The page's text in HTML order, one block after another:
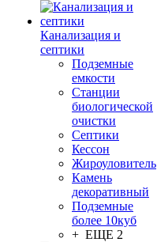
Канализация и
септики
Подземные
емкости
Станции
биологической
очистки
Септики
Кессон
Жироуловитель
Камень
декоративный
Подземные
более 10куб
+ ЕЩЕ 2